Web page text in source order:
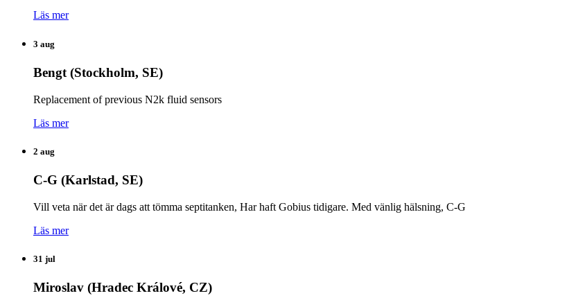
Läs mer
3 aug
Bengt (Stockholm, SE)
Replacement of previous N2k fluid sensors
Läs mer
2 aug
C-G (Karlstad, SE)
Vill veta när det är dags att tömma septitanken, Har haft Gobius tidigare. Med vänlig hälsning, C-G
Läs mer
31 jul
Miroslav (Hradec Králové, CZ)